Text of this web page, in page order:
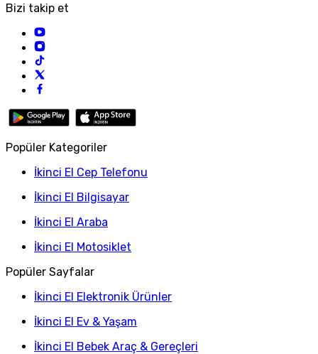
Bizi takip et
Popüler Kategoriler
İkinci El Cep Telefonu
İkinci El Bilgisayar
İkinci El Araba
İkinci El Motosiklet
Popüler Sayfalar
İkinci El Elektronik Ürünler
İkinci El Ev & Yaşam
İkinci El Bebek Araç & Gereçleri